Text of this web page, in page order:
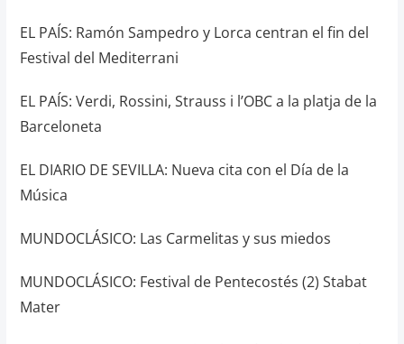
EL PAÍS: Ramón Sampedro y Lorca centran el fin del
Festival del Mediterrani
EL PAÍS: Verdi, Rossini, Strauss i l’OBC a la platja de la
Barceloneta
EL DIARIO DE SEVILLA: Nueva cita con el Día de la
Música
MUNDOCLÁSICO: Las Carmelitas y sus miedos
MUNDOCLÁSICO: Festival de Pentecostés (2) Stabat
Mater